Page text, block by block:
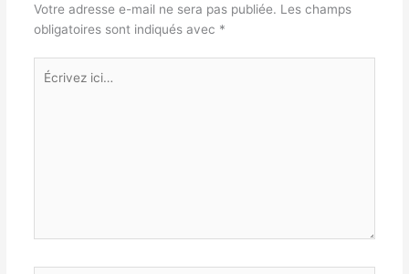
Votre adresse e-mail ne sera pas publiée. Les champs
obligatoires sont indiqués avec *
Écrivez
ici…